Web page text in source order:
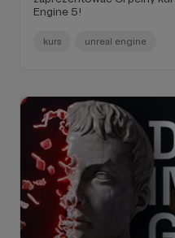
Engine 5!
kurs unreal engine